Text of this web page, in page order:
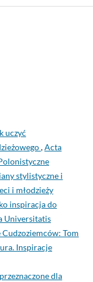
uczyć
,Acta
stylistyczne i
i młodzieży
inspiracja do
Universitatis
Cudzoziemców: Tom
Inspiracje
dla